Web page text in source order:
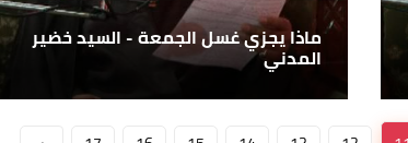
ماذا يجزي غسل الجمعة - السيد خضير
المدني